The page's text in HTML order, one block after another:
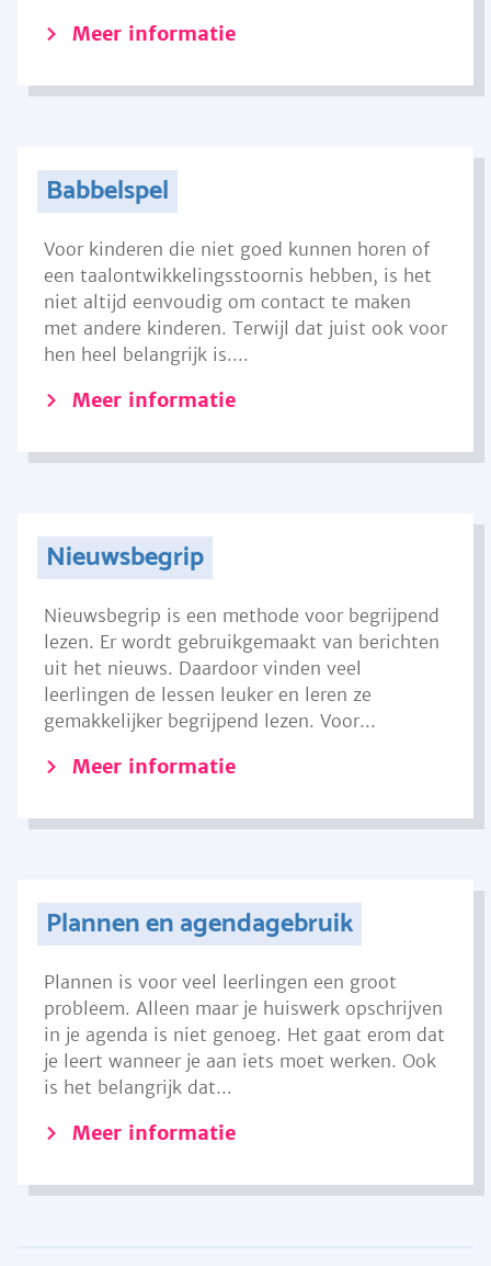
Meer informatie
Babbelspel
Voor kinderen die niet goed kunnen horen of
een taalontwikkelingsstoornis hebben, is het
niet altijd eenvoudig om contact te maken
met andere kinderen. Terwijl dat juist ook voor
hen heel belangrijk is....
Meer informatie
Nieuwsbegrip
Nieuwsbegrip is een methode voor begrijpend
lezen. Er wordt gebruikgemaakt van berichten
uit het nieuws. Daardoor vinden veel
leerlingen de lessen leuker en leren ze
gemakkelijker begrijpend lezen. Voor...
Meer informatie
Plannen en agendagebruik
Plannen is voor veel leerlingen een groot
probleem. Alleen maar je huiswerk opschrijven
in je agenda is niet genoeg. Het gaat erom dat
je leert wanneer je aan iets moet werken. Ook
is het belangrijk dat...
Meer informatie